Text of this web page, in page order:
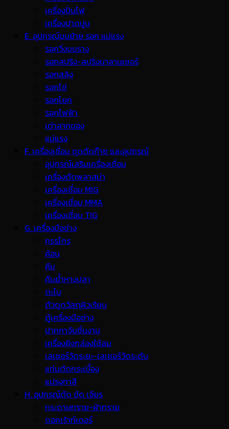
เครื่องปั่นไฟ
เครื่องปาดปูน
E. อุปกรณ์ขนย้าย รอก แม่แรง
รอกวิ่งบนราง
รอกสปริง-สปริงบาลานเซอร์
รอกสลิง
รอกโซ่
รอกโยก
รอกไฟฟ้า
เต่าลากของ
แม่แรง
F. เครื่องเชื่อม ชุดตัดก๊าซ และอุปกรณ์
อุปกรณ์เสริมเครื่องเชื่อม
เครื่องตัดพลาสม่า
เครื่องเชื่อม MIG
เครื่องเชื่อม MMA
เครื่องเชื่อม TIG
G. เครื่องมือช่าง
กรรไกร
ค้อน
คีม
คีมย้ำหางปลา
ตะไบ
ตัวดูดวัสดุผิวเรียบ
ตู้เครื่องมือช่าง
ปากกาจับชิ้นงาน
เครื่องยิงกล่องใช้ลม
เลเซอร์วัดระยะ-เลเซอร์วัดระดับ
แท่นตัดกระเบื้อง
แปรงทาสี
H. อุปกรณ์ตัด ขัด เจียร
กระดาษทราย-ผ้าทราย
ดอกเร้าท์เตอร์